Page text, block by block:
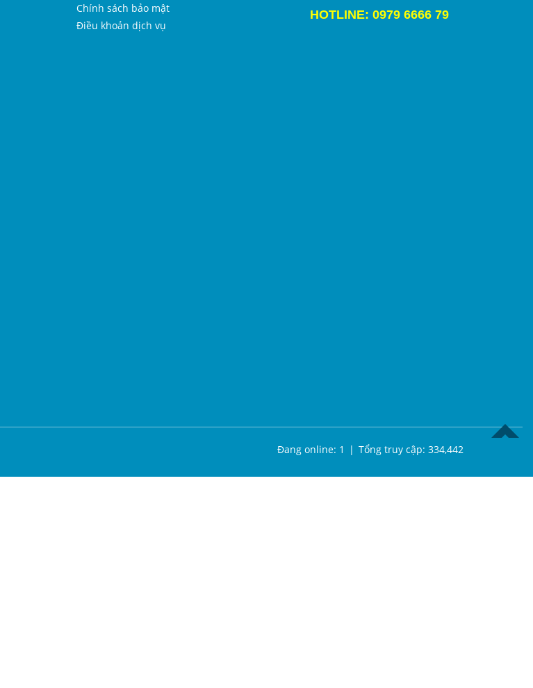
Chính sách bảo mật
Điều khoản dịch vụ
HOTLINE: 0979 6666 79
Đang online: 1 | Tổng truy cập: 334,442